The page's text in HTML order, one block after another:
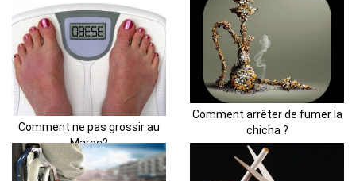
Comment ne pas grossir au
Maroc?
Comment arrêter de fumer la
chicha ?